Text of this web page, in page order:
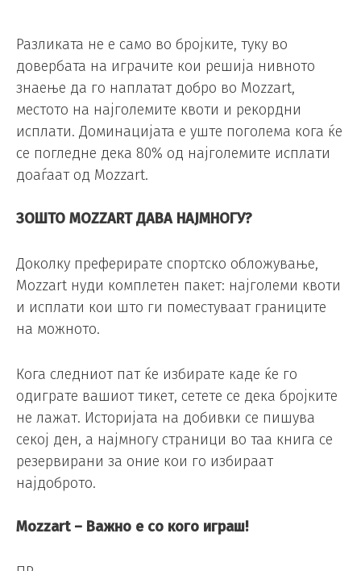
Разликата не е само во бројките, туку во
довербата на играчите кои решија нивното
знаење да го наплатат добро во Mozzart,
местото на најголемите квоти и рекордни
исплати. Доминацијата е уште поголема кога ќе
се погледне дека 80% од најголемите исплати
доаѓаат од Mozzart.
ЗОШТО MOZZART ДАВА НАЈМНОГУ?
Доколку преферирате спортско обложување,
Mozzart нуди комплетен пакет: најголеми квоти
и исплати кои што ги поместуваат границите
на можното.
Кога следниот пат ќе избирате каде ќе го
одиграте вашиот тикет, сетете се дека бројките
не лажат. Историјата на добивки се пишува
секој ден, а најмногу страници во таа книга се
резервирани за оние кои го избираат
најдоброто.
Mozzart – Важно е со кого играш!